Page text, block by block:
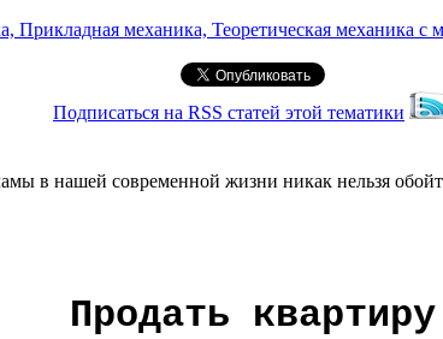
механика, Теоретическая механика
Подписаться на RSS статей этой тематики
в нашей современной жизни никак нельзя
Продать квартиру